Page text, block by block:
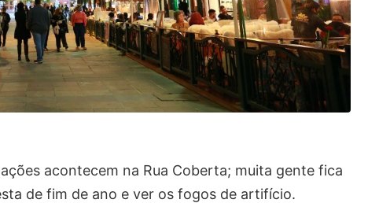
acontecem na Rua Coberta; muita gente fica
de fim de ano e ver os fogos de artifício.